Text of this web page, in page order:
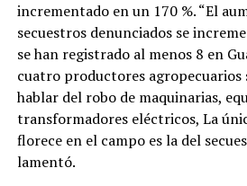
incrementado en un 170 %. “El
secuestros denunciados se
se han registrado al menos 8 en
cuatro productores agropecuarios
hablar del robo de maquinarias,
transformadores eléctricos, La
florece en el campo es la del
lamentó.